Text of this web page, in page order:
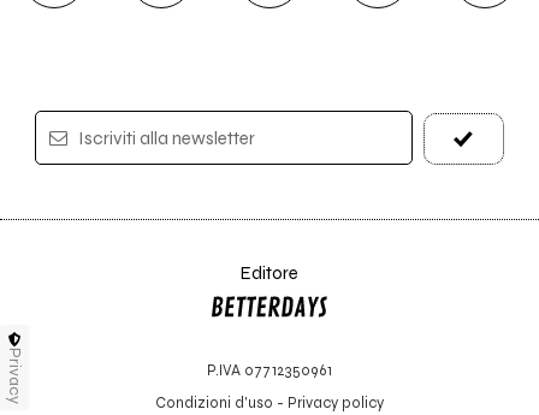
Iscriviti alla newsletter
Editore
P.IVA 07712350961
Condizioni d'uso - Privacy policy
Privacy